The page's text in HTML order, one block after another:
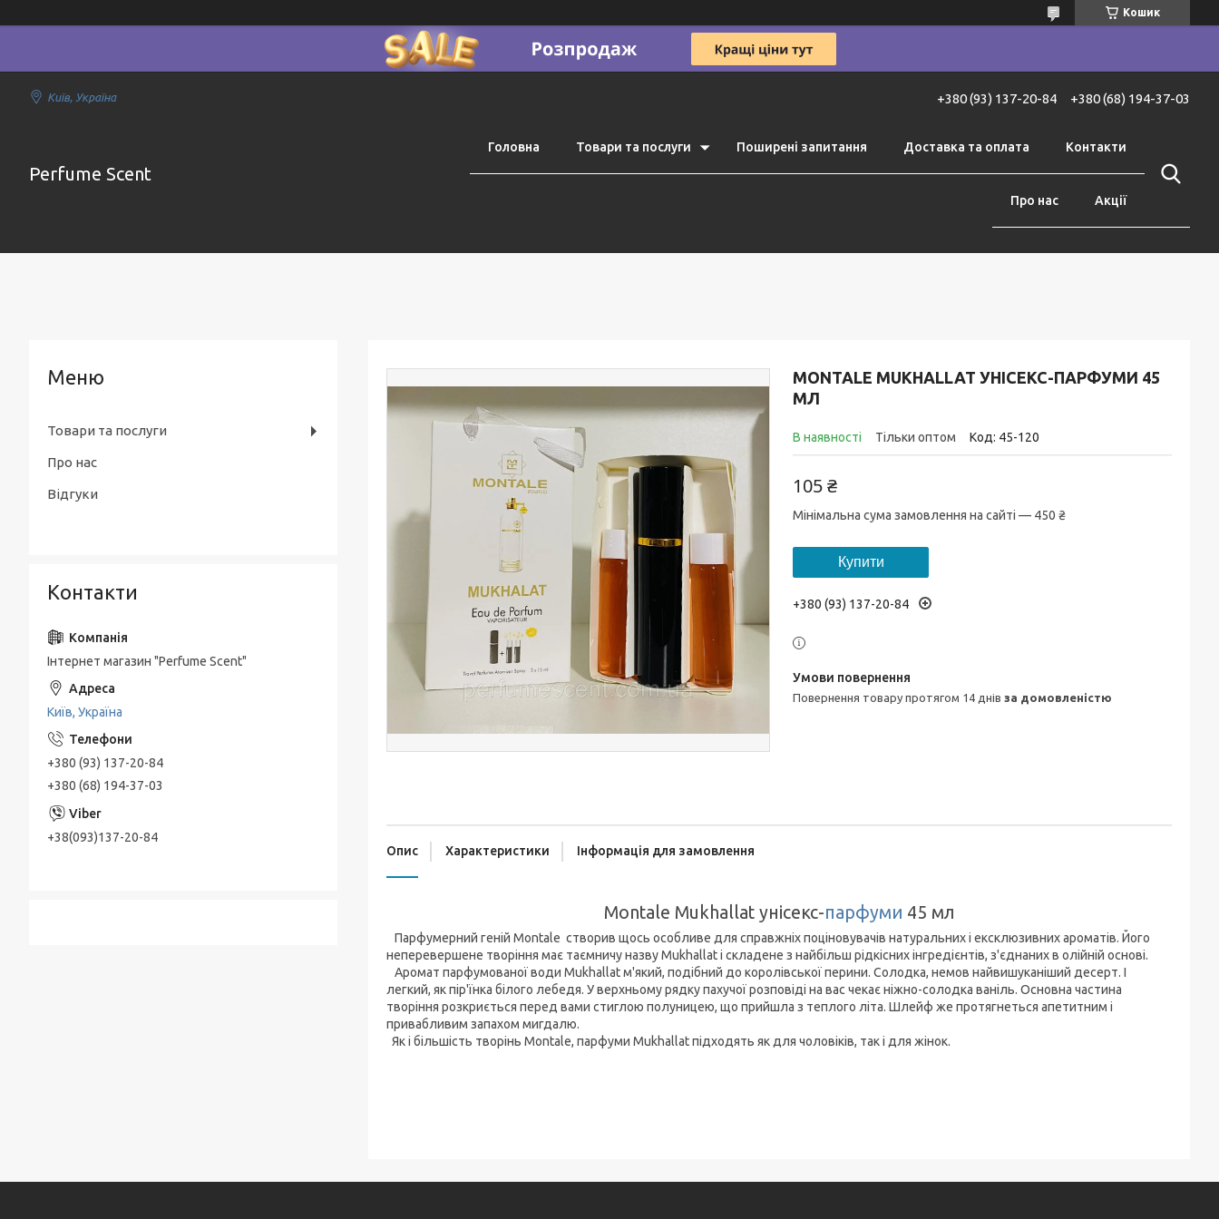
Кошик
Київ, Україна +380 (93) 137-20-84 +380 (68) 194-37-03
Perfume Scent
Головна Товари та послуги Поширені запитання Доставка та оплата Контакти
Про нас Акції
MONTALE MUKHALLAT УНІСЕКС-ПАРФУМИ 45
МЛ
В наявності Тільки оптом Код: 45-120
105 ₴
Мінімальна сума замовлення на сайті — 450 ₴
Купити
+380 (93) 137-20-84
повернення товару протягом 14 днів за домовленістю
Опис Характеристики Інформація для замовлення
Montale Mukhallat унісекс-парфуми 45 мл
Парфумерний геній Montale створив щось особливе для справжніх поціновувачів натуральних і ексклюзивних ароматів. Його
неперевершене творіння має таємничу назву Mukhallat і складене з найбільш рідкісних інгредієнтів, з'єднаних в олійній основі.
Аромат парфумованої води Mukhallat м'який, подібний до королівської перини. Солодка, немов найвишуканіший десерт. І
легкий, як пір'їнка білого лебедя. У верхньому рядку пахучої розповіді на вас чекає ніжно-солодка ваніль. Основна частина
творіння розкриється перед вами стиглою полуницею, що прийшла з теплого літа. Шлейф же протягнеться апетитним і
привабливим запахом мигдалю.
Як і більшість творінь Montale, парфуми Mukhallat підходять як для чоловіків, так і для жінок.
Товари та послуги
Про нас
Відгуки
Контакти
Інтернет магазин "Perfume Scent"
Київ, Україна
+380 (93) 137-20-84
+380 (68) 194-37-03
+38(093)137-20-84